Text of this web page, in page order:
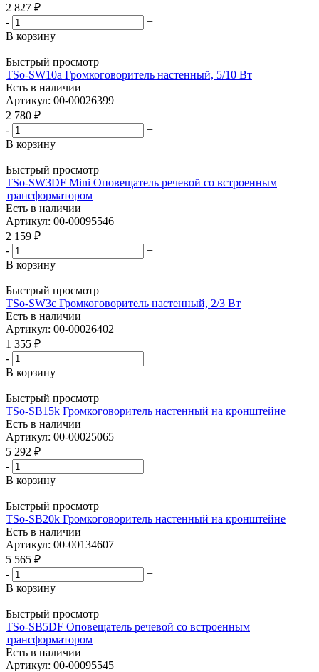
2 827 ₽
-
+
В корзину
Быстрый просмотр
TSo-SW10a Громкоговоритель настенный, 5/10 Вт
Есть в наличии
Артикул: 00-00026399
2 780 ₽
-
+
В корзину
Быстрый просмотр
TSo-SW3DF Mini Оповещатель речевой со встроенным
трансформатором
Есть в наличии
Артикул: 00-00095546
2 159 ₽
-
+
В корзину
Быстрый просмотр
TSo-SW3c Громкоговоритель настенный, 2/3 Вт
Есть в наличии
Артикул: 00-00026402
1 355 ₽
-
+
В корзину
Быстрый просмотр
TSo-SB15k Громкоговоритель настенный на кронштейне
Есть в наличии
Артикул: 00-00025065
5 292 ₽
-
+
В корзину
Быстрый просмотр
TSo-SB20k Громкоговоритель настенный на кронштейне
Есть в наличии
Артикул: 00-00134607
5 565 ₽
-
+
В корзину
Быстрый просмотр
TSo-SB5DF Оповещатель речевой со встроенным
трансформатором
Есть в наличии
Артикул: 00-00095545